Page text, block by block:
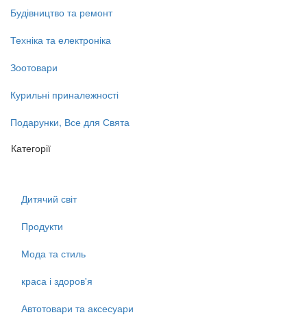
Будівництво та ремонт
Техніка та електроніка
Зоотовари
Курильні приналежності
Подарунки, Все для Свята
Категорії
Дитячий світ
Продукти
Мода та стиль
краса і здоров'я
Автотовари та аксесуари